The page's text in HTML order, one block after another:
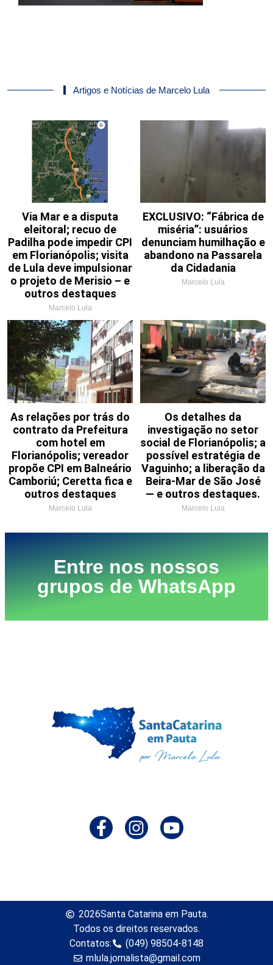
Artigos e Notícias de Marcelo Lula
Via Mar e a disputa
eleitoral; recuo de
Padilha pode impedir CPI
em Florianópolis; visita
de Lula deve impulsionar
o projeto de Merisio – e
outros destaques
Marcelo Lula
EXCLUSIVO: “Fábrica de
miséria”: usuários
denunciam humilhação e
abandono na Passarela
da Cidadania
Marcelo Lula
As relações por trás do
contrato da Prefeitura
com hotel em
Florianópolis; vereador
propõe CPI em Balneário
Camboriú; Ceretta fica e
outros destaques
Marcelo Lula
Os detalhes da
investigação no setor
social de Florianópolis; a
possível estratégia de
Vaguinho; a liberação da
Beira-Mar de São José
— e outros destaques.
Marcelo Lula
Entre nos nossos
grupos de WhatsApp
2026Santa Catarina em Pauta.
Todos os direitos reservados.
Contatos:
(049) 98504-8148
mlula.jornalista@gmail.com